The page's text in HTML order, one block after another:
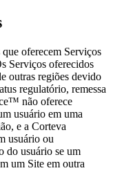
oferecem Serviços
Serviços oferecidos
outras regiões devido
regulatório, remessa
não oferece
usuário em uma
e a Corteva
usuário ou
do usuário se um
um Site em outra